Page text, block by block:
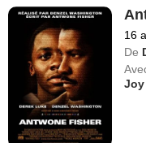
16
De